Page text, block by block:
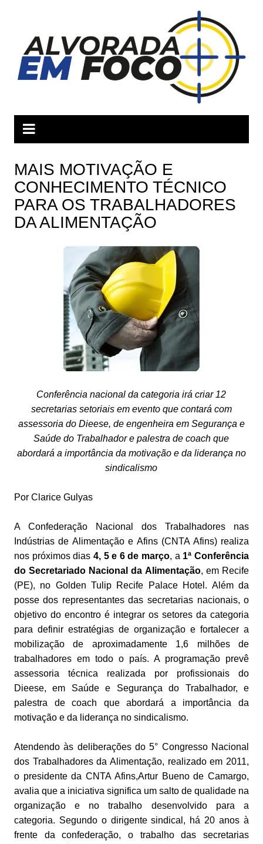
conteúdo
MAIS MOTIVAÇÃO E
CONHECIMENTO TÉCNICO
PARA OS TRABALHADORES
DA ALIMENTAÇÃO
Conferência nacional da categoria irá criar 12
secretarias setoriais em evento que contará com
assessoria do Dieese, de engenheira em Segurança e
Saúde do Trabalhador e palestra de coach que
abordará a importância da motivação e da liderança no
sindicalismo
Por Clarice Gulyas
A Confederação Nacional dos Trabalhadores nas
Indústrias de Alimentação e Afins (CNTA Afins) realiza
nos próximos dias 4, 5 e 6 de março, a 1ª Conferência
do Secretariado Nacional da Alimentação, em Recife
(PE), no Golden Tulip Recife Palace Hotel. Além da
posse dos representantes das secretarias nacionais, o
objetivo do encontro é integrar os setores da categoria
para definir estratégias de organização e fortalecer a
mobilização de aproximadamente 1,6 milhões de
trabalhadores em todo o país. A programação prevê
assessoria técnica realizada por profissionais do
Dieese, em Saúde e Segurança do Trabalhador, e
palestra de coach que abordará a importância da
motivação e da liderança no sindicalismo.
Atendendo às deliberações do 5° Congresso Nacional
dos Trabalhadores da Alimentação, realizado em 2011,
o presidente da CNTA Afins,Artur Bueno de Camargo,
avalia que a iniciativa significa um salto de qualidade na
organização e no trabalho desenvolvido para a
categoria. Segundo o dirigente sindical, há 20 anos à
frente da confederação, o trabalho das secretarias